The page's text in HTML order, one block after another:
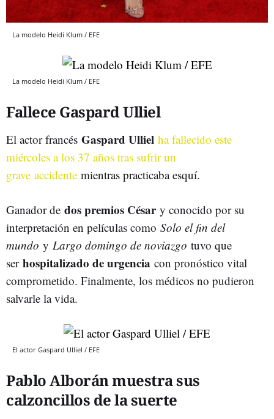
La modelo Heidi Klum / EFE
La modelo Heidi Klum / EFE
Fallece Gaspard Ulliel
El actor francés Gaspard Ulliel ha fallecido este
miércoles a los 37 años tras sufrir un
grave accidente mientras practicaba esquí.
Ganador de dos premios César y conocido por su
interpretación en películas como Solo el fin del
mundo y Largo domingo de noviazgo tuvo que
ser hospitalizado de urgencia con pronóstico vital
comprometido. Finalmente, los médicos no pudieron
salvarle la vida.
El actor Gaspard Ulliel / EFE
Pablo Alborán muestra sus
calzoncillos de la suerte